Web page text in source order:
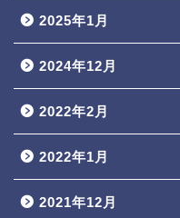
2025年1月
2024年12月
2022年2月
2022年1月
2021年12月